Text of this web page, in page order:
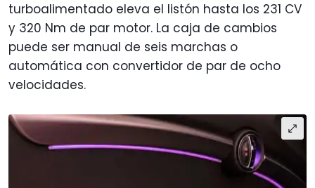
turboalimentado eleva el listón hasta los 231 CV
y 320 Nm de par motor. La caja de cambios
puede ser manual de seis marchas o
automática con convertidor de par de ocho
velocidades.